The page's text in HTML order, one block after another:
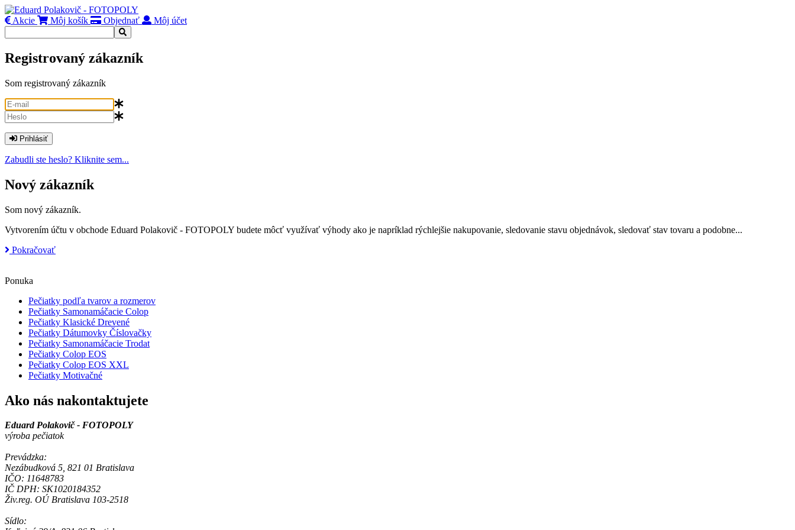
Akcie Môj košík Objednať Môj účet
Registrovaný zákazník
Som registrovaný zákazník
Prihlásiť
Zabudli ste heslo? Kliknite sem...
Nový zákazník
Som nový zákazník.
Vytvorením účtu v obchode Eduard Polakovič - FOTOPOLY budete môcť využívať výhody ako je napríklad rýchlejšie nakupovanie, sledovanie stavu objednávok, sledovať stav tovaru a podobne...
Pokračovať
Ponuka
Pečiatky podľa tvarov a rozmerov
Pečiatky Samonamáčacie Colop
Pečiatky Klasické Drevené
Pečiatky Dátumovky Číslovačky
Pečiatky Samonamáčacie Trodat
Pečiatky Colop EOS
Pečiatky Colop EOS XXL
Pečiatky Motivačné
Ako nás nakontaktujete
Eduard Polakovič - FOTOPOLY
výroba pečiatok
Prevádzka:
Nezábudková 5, 821 01 Bratislava
IČO: 11648783
IČ DPH: SK1020184352
Živ.reg. OÚ Bratislava 103-2518
Sídlo: